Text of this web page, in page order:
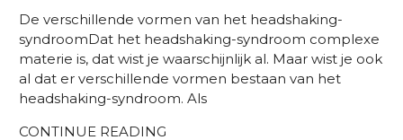
De verschillende vormen van het headshaking-
syndroomDat het headshaking-syndroom complexe
materie is, dat wist je waarschijnlijk al. Maar wist je ook
al dat er verschillende vormen bestaan van het
headshaking-syndroom. Als
CONTINUE READING